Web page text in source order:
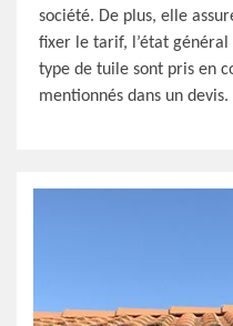
société. De plus, elle
fixer le tarif, l’état
type de tuile sont pris en
mentionnés dans un devis.